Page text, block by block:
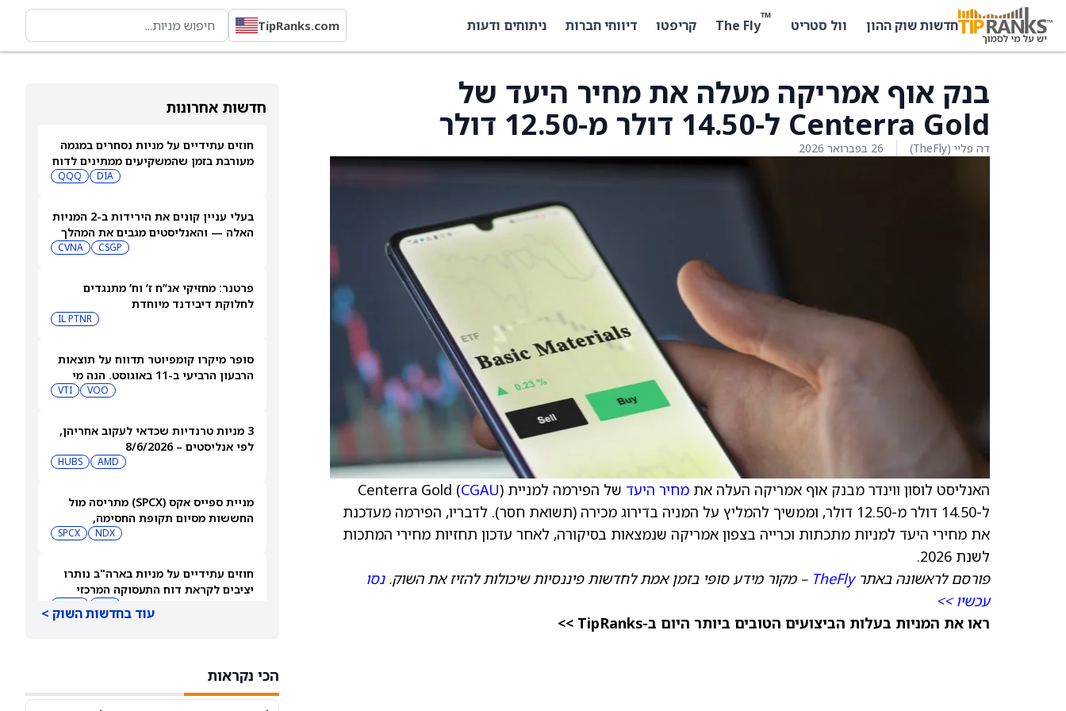
חדשות שוק ההון וול סטריט ™
The Fly קריפטו דיווחי חברות ניתוחים ודעות TipRanks.com
חדשות אחרונות
חוזים עתידיים על מניות נסחרים במגמה
מעורבת בזמן שהמשקיעים ממתינים לדוח
DIA
QQQ
בעלי עניין קונים את הירידות ב-2 המניות
האלה — והאנליסטים מגבים את המהלך
CSGP
CVNA
פרטנר: מחזיקי אג”ח ז’ וח’ מתנגדים
לחלוקת דיבידנד מיוחדת
IL:PTNR
סופר מיקרו קומפיוטר תדווח על תוצאות
הרבעון הרביעי ב-11 באוגוסט. הנה מי
VOO
VTI
3 מניות טרנדיות שכדאי לעקוב אחריהן,
לפי אנליסטים – 8/6/2026
AMD
HUBS
מניית ספייס אקס (SPCX) מתריסה מול
החששות מסיום תקופת החסימה,
NDX
SPCX
חוזים עתידיים על מניות בארה"ב נותרו
יציבים לקראת דוח התעסוקה המרכזי
עוד בחדשות השוק >
הכי נקראות
בנק אוף אמריקה מעלה את מחיר היעד של
Centerra Gold ל-14.50 דולר מ-12.50 דולר
דה פליי (TheFly) 26 בפברואר 2026
האנליסט לוסון ווינדר מבנק אוף אמריקה העלה את מחיר היעד של הפירמה למניית Centerra Gold ( CGAU)
ל-14.50 דולר מ-12.50 דולר, וממשיך להמליץ על המניה בדירוג מכירה (תשואת חסר). לדבריו, הפירמה מעדכנת
את מחירי היעד למניות מתכתות וכרייה בצפון אמריקה שנמצאות בסיקורה, לאחר עדכון תחזיות מחירי המתכות
לשנת 2026.
פורסם לראשונה באתרTheFly – מקור מידע סופי בזמן אמת לחדשות פיננסיות שיכולות להזיז את השוק.נסו
עכשיו >>
ראו את המניות בעלות הביצועים הטובים ביותר היום ב-TipRanks >>